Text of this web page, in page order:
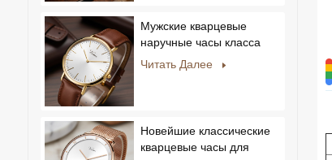
Relogio, ультратонкие, с
кристаллами.
Мужские кварцевые
наручные часы класса
люкс с корпусом из
Читать Далее
Новейшие классические
кварцевые часы для